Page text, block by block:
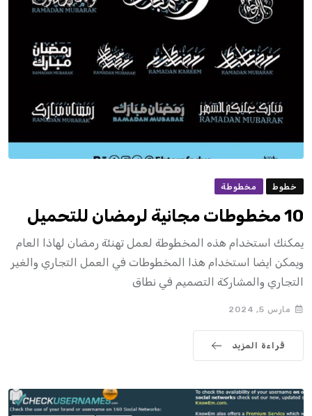
خطوط مخطوطة
10 مخطوطات مجانية لرمضان للتحميل
يمكنك استخدام هذه المخطوطة لعمل تهنئة رمضان لهاذا العام
ويمكن ايضا استخدام هذا المخطوطات في العمل التجاري والغير
التجاري والمشاركة التصميم في نطاق
مارس 5, 2024
قراءة المزيد